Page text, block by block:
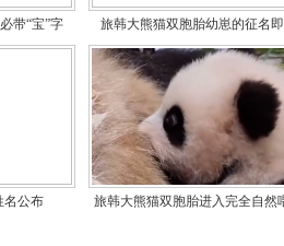
带“宝”字 旅韩大熊猫双胞胎幼崽的征名
名公布 旅韩大熊猫双胞胎进入完全自然